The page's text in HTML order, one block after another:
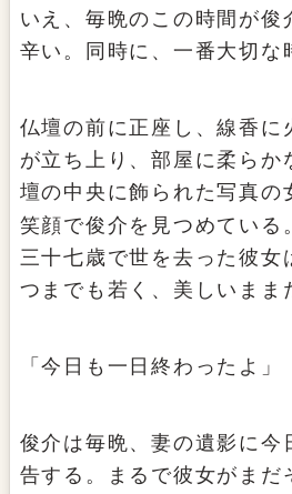
いえ、毎晩のこの時間が俊
辛い。同時に、一番大切な
仏壇の前に正座し、線香に
が立ち上り、部屋に柔らか
壇の中央に飾られた写真の
笑顔で俊介を見つめている
三十七歳で世を去った彼女
つまでも若く、美しいまま
「今日も一日終わったよ」
俊介は毎晩、妻の遺影に今
告する。まるで彼女がまだ